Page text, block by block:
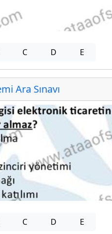
C D E
Ara Sınavı
C D E